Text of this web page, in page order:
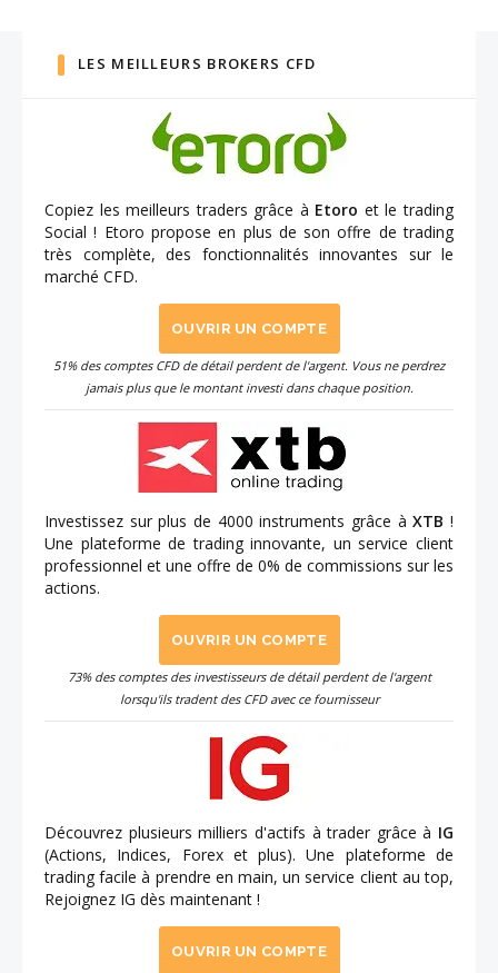
LES MEILLEURS BROKERS CFD
Copiez les meilleurs traders grâce à Etoro et le trading
Social ! Etoro propose en plus de son offre de trading
très complète, des fonctionnalités innovantes sur le
marché CFD.
OUVRIR UN COMPTE
51% des comptes CFD de détail perdent de l'argent. Vous ne perdrez
jamais plus que le montant investi dans chaque position.
Investissez sur plus de 4000 instruments grâce àXTB !
Une plateforme de trading innovante, un service client
professionnel et une offre de 0% de commissions sur les
actions.
OUVRIR UN COMPTE
73% des comptes des investisseurs de détail perdent de l'argent
lorsqu'ils tradent des CFD avec ce fournisseur
Découvrez plusieurs milliers d'actifs à trader grâce à IG
(Actions, Indices, Forex et plus). Une plateforme de
trading facile à prendre en main, un service client au top,
Rejoignez IG dès maintenant !
OUVRIR UN COMPTE